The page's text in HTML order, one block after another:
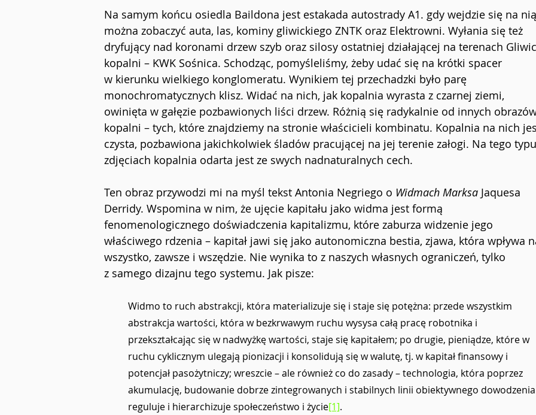
Na samym końcu osiedla Baildona jest estakada autostrady A1. gdy wejdzie się na
można zobaczyć auta, las, kominy gliwickiego ZNTK oraz Elektrowni. Wyłania się też
dryfujący nad koronami drzew szyb oraz silosy ostatniej działającej na terenach
kopalni – KWK Sośnica. Schodząc, pomyśleliśmy, żeby udać się na krótki spacer
w kierunku wielkiego konglomeratu. Wynikiem tej przechadzki było parę
monochromatycznych klisz. Widać na nich, jak kopalnia wyrasta z czarnej ziemi,
owinięta w gałęzie pozbawionych liści drzew. Różnią się radykalnie od innych
kopalni – tych, które znajdziemy na stronie właścicieli kombinatu. Kopalnia na nich
czysta, pozbawiona jakichkolwiek śladów pracującej na jej terenie załogi. Na tego
zdjęciach kopalnia odarta jest ze swych nadnaturalnych cech.
Ten obraz przywodzi mi na myśl tekst Antonia Negriego o Widmach Marksa Jaquesa
Derridy. Wspomina w nim, że ujęcie kapitału jako widma jest formą
fenomenologicznego doświadczenia kapitalizmu, które zaburza widzenie jego
właściwego rdzenia – kapitał jawi się jako autonomiczna bestia, zjawa, która wpływa
wszystko, zawsze i wszędzie. Nie wynika to z naszych własnych ograniczeń, tylko
z samego dizajnu tego systemu. Jak pisze:
Widmo to ruch abstrakcji, która materializuje się i staje się potężna: przede wszystkim
abstrakcja wartości, która w bezkrwawym ruchu wysysa całą pracę robotnika i
przekształcając się w nadwyżkę wartości, staje się kapitałem; po drugie, pieniądze, które w
ruchu cyklicznym ulegają pionizacji i konsolidują się w walutę, tj. w kapitał finansowy i
potencjał pasożytniczy; wreszcie – ale również co do zasady – technologia, która poprzez
akumulację, budowanie dobrze zintegrowanych i stabilnych linii obiektywnego
reguluje i hierarchizuje społeczeństwo i życie[1].